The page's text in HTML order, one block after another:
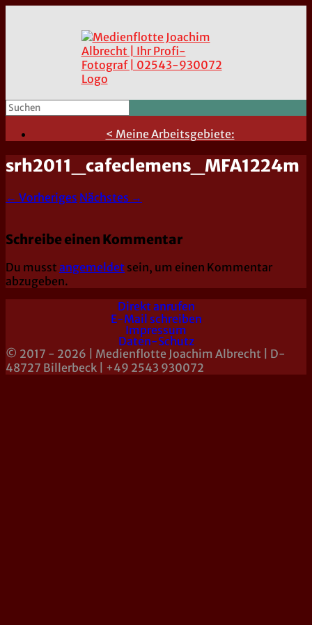
< Meine Arbeitsgebiete:
srh2011_cafeclemens_MFA1224m
← Vorheriges Nächstes →
Schreibe einen Kommentar
Du musst angemeldet sein, um einen Kommentar
abzugeben.
Direkt anrufen
E-Mail schreiben
Impressum
Daten-Schutz
© 2017 - 2026 | Medienflotte Joachim Albrecht | D-
48727 Billerbeck | +49 2543 930072